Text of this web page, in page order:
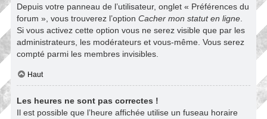
Depuis votre panneau de l’utilisateur, onglet « Préférences du
forum », vous trouverez l’option Cacher mon statut en ligne
Si vous activez cette option vous ne serez visible que par les
administrateurs, les modérateurs et vous-même. Vous serez
compté parmi les membres invisibles.
Haut
Les heures ne sont pas correctes !
Il est possible que l’heure affichée utilise un fuseau horaire